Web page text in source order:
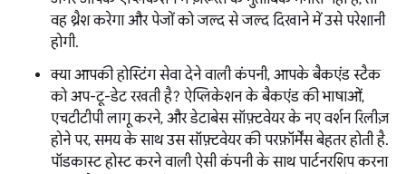
वह थ्रैश करेगा और पेजों को जल्द से जल्द दिखाने में उसे परेशानी
होगी.
क्या आपकी होस्टिंग सेवा देने वाली कंपनी, आपके बैकएंड स्टैक
को अप-टू-डेट रखती है? ऐप्लिकेशन के बैकएंड की भाषाओं,
एचटीटीपी लागू करने, और डेटाबेस सॉफ़्टवेयर के नए वर्शन रिलीज़
होने पर, समय के साथ उस सॉफ़्टवेयर की परफ़ॉर्मेंस बेहतर होती है.
पॉडकास्ट होस्ट करने वाली ऐसी कंपनी के साथ पार्टनरशिप करना